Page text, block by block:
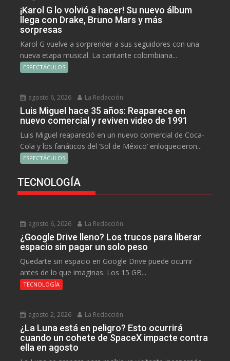
¡Karol G lo volvió a hacer! Su nuevo álbum
llega con Drake, Bruno Mars y más
sorpresas
Karol G vuelve a sorprender a sus seguidores con una
nueva etapa musical. La cantante colombiana...
ESPECTÁCULOS
agosto 6, 2026 La Redacción
Luis Miguel hace 35 años: Reaparece en
nuevo comercial y reviven video de 1991
Luis Miguel reapareció en un nuevo comercial de Coca-
Cola y los fanáticos del ‘Sol de México’ enloquecieron...
ESPECTÁCULOS
TECNOLOGÍA
agosto 6, 2026 La Redacción
¿Google Drive lleno? Los trucos para liberar
espacio sin pagar un solo peso
Quedarte sin espacio en Google Drive puede ocurrir
antes de lo que imaginas. Los 15 GB...
TECNOLOGÍA
agosto 2, 2026 La Redacción
¿La Luna está en peligro? Esto ocurrirá
cuando un cohete de SpaceX impacte contra
ella en agosto